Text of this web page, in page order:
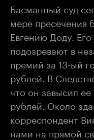
Басманный суд
мере пресечения
Евгению Доду.
подозревают в
премий за 13-ый
рублей. В
что он завысил
рублей. Около
корреспондент
нами на прямой